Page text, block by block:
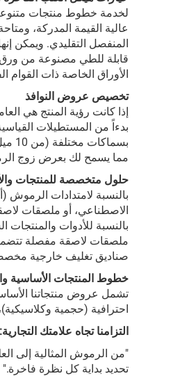
لخدمة خطوط منتجات
المنفصل التقليدي. ويمكن
الأوراق الخاصة ذات القوام
تخصيص عروض النوافذ
إذا كانت رؤية المنتج هي
مما يسمح لك بعرض زوج
حلول متخصصة للمنتجات
بالنسبة لامتدادات
الاصطناعي، أو ملصقات
بالنسبة للأدوات
ملصقات لاصقة مفصلة تتضمن
صناديق تغليف خارجية
خطوط المنتجات الأساسية
احترافية (حجمية
التزامنا تجاه علامتك التجارية:
"من الرموش المثالية إلى
تحديد بداية كل نظرة فاخرة."